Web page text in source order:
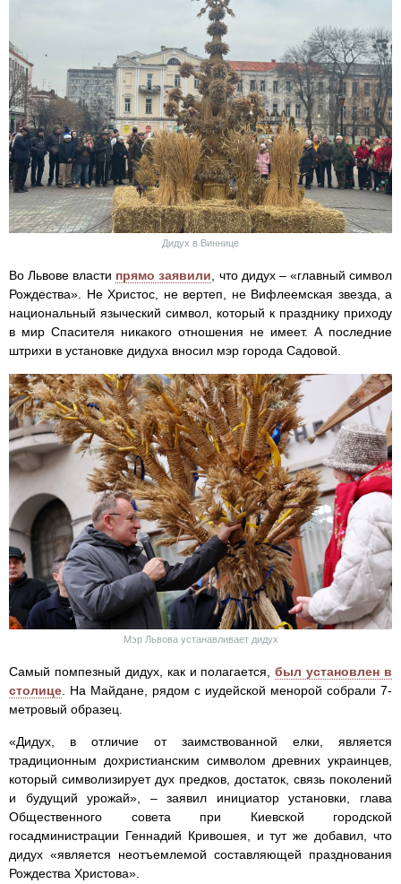
Дидух в Виннице
Во Львове власти прямо заявили , что дидух – «главный символ
Рождества». Не Христос, не вертеп, не Вифлеемская звезда, а
национальный языческий символ, который к празднику приходу
в мир Спасителя никакого отношения не имеет. А последние
штрихи в установке дидуха вносил мэр города Садовой.
Мэр Львова устанавливает дидух
Самый помпезный дидух, как и полагается,был установлен в
столице . На Майдане, рядом с иудейской менорой собрали 7-
метровый образец.
«Дидух, в отличие от заимствованной елки, является
традиционным дохристианским символом древних украинцев,
который символизирует дух предков, достаток, связь поколений
и будущий урожай», – заявил инициатор установки, глава
Общественного совета при Киевской городской
госадминистрации Геннадий Кривошея, и тут же добавил, что
дидух «является неотъемлемой составляющей празднования
Рождества Христова».